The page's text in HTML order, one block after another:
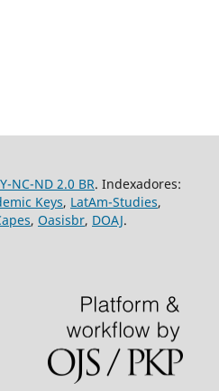
NC-ND 2.0 BR. Indexadores:
Keys, LatAm-Studies,
, Oasisbr, DOAJ.